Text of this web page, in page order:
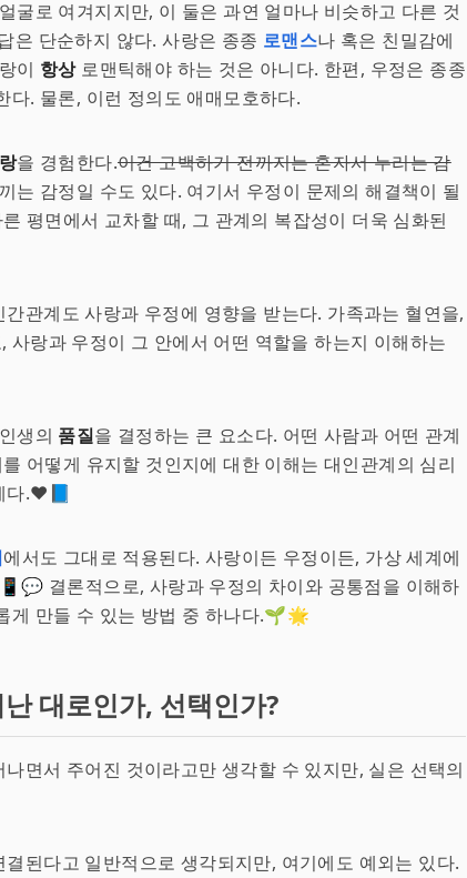
굴로 여겨지지만, 이 둘은 과연 얼마나 비슷하고 다른 것
단순하지 않다. 사랑은 종종 로맨스나 혹은 친밀감에
이 항상로맨틱해야 하는 것은 아니다. 한편, 우정은 종종
다. 물론, 이런 정의도 애매모호하다.
을 경험한다.이건 고백하기 전까지는 혼자서 누리는 감
는 감정일 수도 있다. 여기서 우정이 문제의 해결책이 될
평면에서 교차할 때, 그 관계의 복잡성이 더욱 심화된
간관계도 사랑과 우정에 영향을 받는다. 가족과는 혈연을,
사랑과 우정이 그 안에서 어떤 역할을 하는지 이해하는
생의 품질을 결정하는 큰 요소다. 어떤 사람과 어떤 관계
어떻게 유지할 것인지에 대한 이해는 대인관계의 심리
다.❤️📘
에서도 그대로 적용된다. 사랑이든 우정이든, 가상 세계에
결론적으로, 사랑과 우정의 차이와 공통점을 이해하
게 만들 수 있는 방법 중 하나다.🌱🌟
대로인가, 선택인가?
면서 주어진 것이라고만 생각할 수 있지만, 실은 선택의
결된다고 일반적으로 생각되지만, 여기에도 예외는 있다.